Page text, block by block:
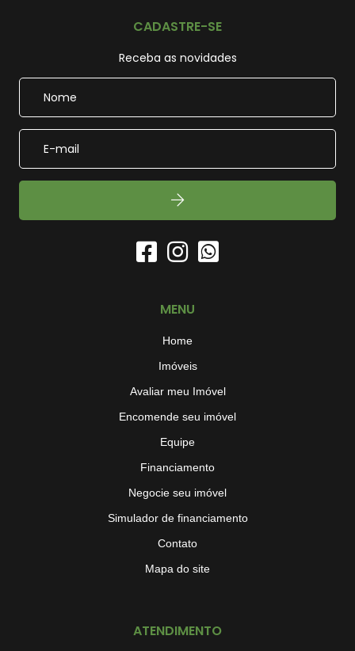
CADASTRE-SE
Receba as novidades
MENU
Home
Imóveis
Avaliar meu Imóvel
Encomende seu imóvel
Equipe
Financiamento
Negocie seu imóvel
Simulador de financiamento
Contato
Mapa do site
ATENDIMENTO